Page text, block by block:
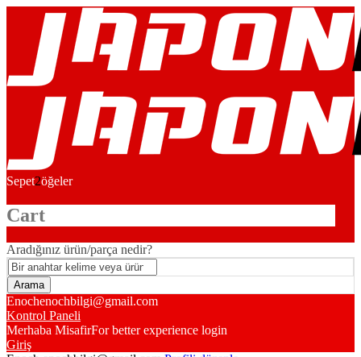
Sepet2öğeler
Cart
Aradığınız ürün/parça nedir?
Enochenochbilgi@gmail.com
Kontrol Paneli
Merhaba MisafirFor better experience login
Giriş